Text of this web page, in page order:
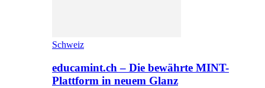
Schweiz
educamint.ch – Die bewährte MINT-
Plattform in neuem Glanz